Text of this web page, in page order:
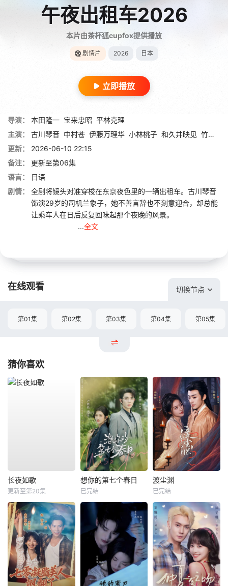
午夜出租车2026
本片由茶杯狐cupfox提供播放
剧情片 2026 日本
立即播放
导演： 本田隆一 宝来忠昭 平林克理
主演：
古川琴音 中村苍 伊藤万理华 小林桃子 和久井映见 竹中直人
更新：
2026-06-10 22:15
备注：
更新至第06集
语言：
日语
剧情：
全剧将镜头对准穿梭在东京夜色里的一辆出租车。古川琴音
饰演29岁的司机兰象子，她不善言辞也不刻意迎合，却总能
让乘车人在日后反复回味起那个夜晚的风景。
...全文
在线观看 切换节点
第01集 第02集 第03集 第04集 第05集
猜你喜欢
长夜如歌
更新至第20集
想你的第七个春日
已完结
渡尘渊
已完结